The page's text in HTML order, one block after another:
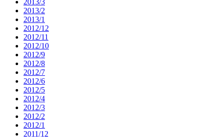
2013/2
2013/1
2012/12
2012/11
2012/10
2012/9
2012/8
2012/7
2012/6
2012/5
2012/4
2012/3
2012/2
2012/1
2011/12